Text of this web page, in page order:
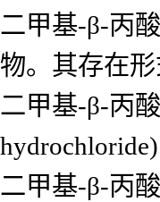
二甲基-β-丙
物。其存在形
二甲基-β-丙
二甲基-β-丙